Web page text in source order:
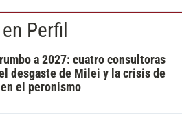
Perfil
a 2027: cuatro consultoras
desgaste de Milei y la crisis de
el peronismo